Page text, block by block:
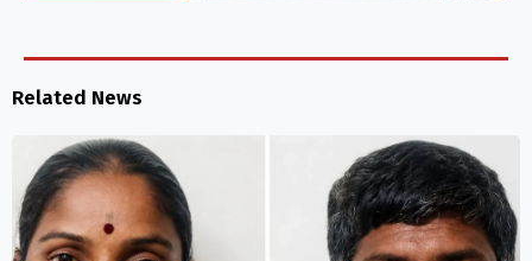
Related News